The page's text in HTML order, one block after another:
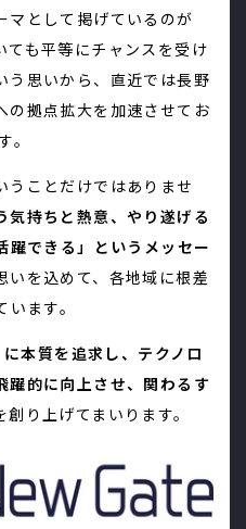
マとして掲げているのが
ても平等にチャンスを受け
う思いから、直近では長野
の拠点拡大を加速させてお
。
うことだけではありませ
気持ちと熱意、やり遂げる
躍できる」というメッセー
いを込めて、各地域に根差
ます。
本質を追求し、テクノロ
躍的に向上させ、関わるす
創り上げてまいります。